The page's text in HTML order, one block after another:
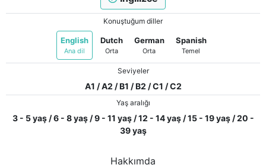
Konuştuğum diller
English
Ana dil
Dutch
Orta
German
Orta
Spanish
Temel
Seviyeler
A1 / A2 / B1 / B2 / C1 / C2
Yaş aralığı
3 - 5 yaş / 6 - 8 yaş / 9 - 11 yaş / 12 - 14 yaş / 15 - 19 yaş / 20 -
39 yaş
Hakkımda